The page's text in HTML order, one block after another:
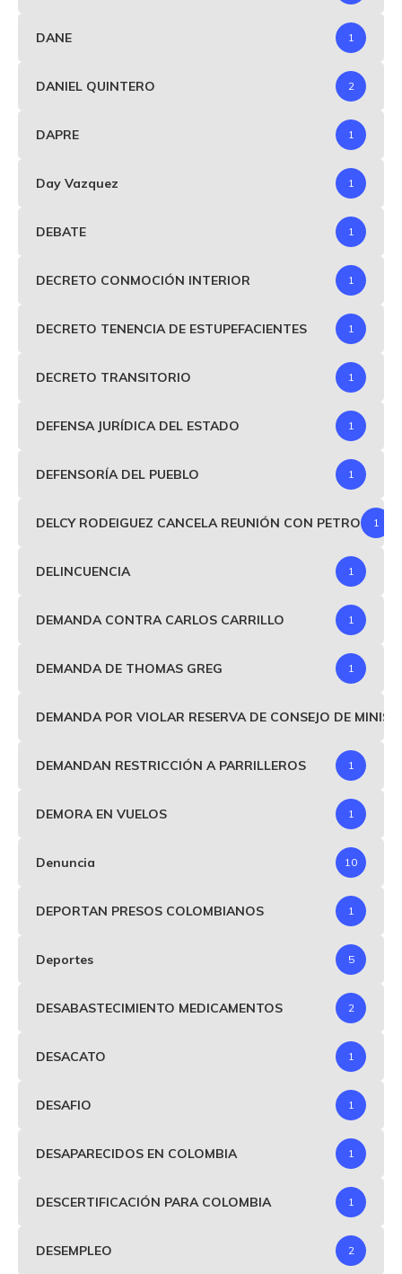
DANE 1
DANIEL QUINTERO 2
DAPRE 1
Day Vazquez 1
DEBATE 1
DECRETO CONMOCIÓN INTERIOR 1
DECRETO TENENCIA DE ESTUPEFACIENTES 1
DECRETO TRANSITORIO 1
DEFENSA JURÍDICA DEL ESTADO 1
DEFENSORÍA DEL PUEBLO 1
DELCY RODEIGUEZ CANCELA REUNIÓN CON PETRO 1
DELINCUENCIA 1
DEMANDA CONTRA CARLOS CARRILLO 1
DEMANDA DE THOMAS GREG 1
DEMANDA POR VIOLAR RESERVA DE CONSEJO DE
DEMANDAN RESTRICCIÓN A PARRILLEROS 1
DEMORA EN VUELOS 1
Denuncia 10
DEPORTAN PRESOS COLOMBIANOS 1
Deportes 5
DESABASTECIMIENTO MEDICAMENTOS 2
DESACATO 1
DESAFIO 1
DESAPARECIDOS EN COLOMBIA 1
DESCERTIFICACIÓN PARA COLOMBIA 1
DESEMPLEO 2